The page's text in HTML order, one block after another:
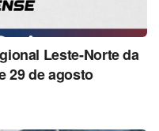
Leste-Norte da
29 de agosto